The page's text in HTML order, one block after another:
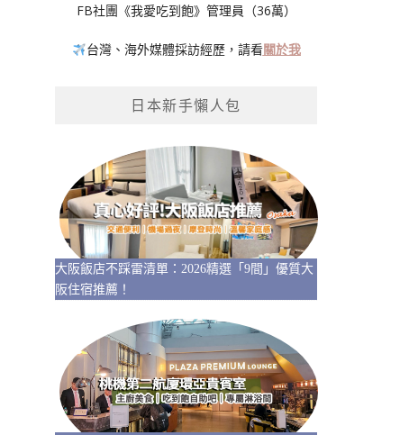
FB社團《我愛吃到飽》管理員（36萬）
台灣、海外媒體採訪經歷，請看關於我
日本新手懶人包
大阪飯店不踩雷清單：2026精選「9間」優質大
阪住宿推薦！